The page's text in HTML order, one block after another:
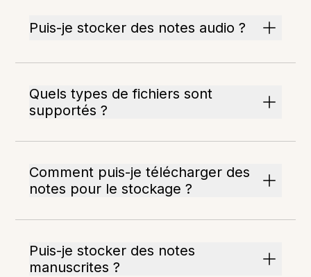
Puis-je stocker des notes audio ?
Quels types de fichiers sont
supportés ?
Comment puis-je télécharger des
notes pour le stockage ?
Puis-je stocker des notes
manuscrites ?